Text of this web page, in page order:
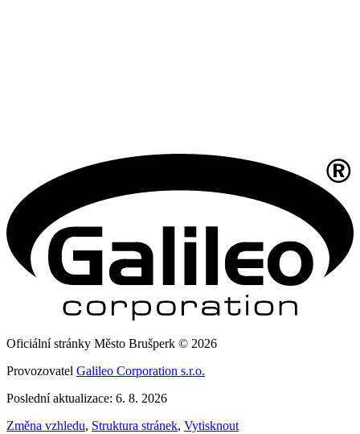
Oficiální stránky Město Brušperk © 2026
Provozovatel Galileo Corporation s.r.o.
Poslední aktualizace: 6. 8. 2026
Změna vzhledu, Struktura stránek, Vytisknout